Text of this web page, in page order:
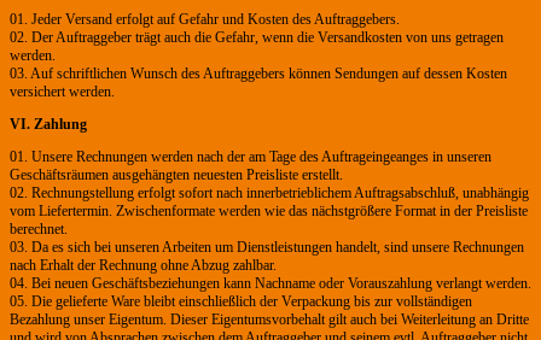
01. Jeder Versand erfolgt auf Gefahr und Kosten des Auftraggebers.
02. Der Auftraggeber trägt auch die Gefahr, wenn die Versandkosten von uns getragen
werden.
03. Auf schriftlichen Wunsch des Auftraggebers können Sendungen auf dessen Kosten
versichert werden.
VI. Zahlung
01. Unsere Rechnungen werden nach der am Tage des Auftrageingeanges in unseren
Geschäftsräumen ausgehängten neuesten Preisliste erstellt.
02. Rechnungstellung erfolgt sofort nach innerbetrieblichem Auftragsabschluß, unabhängig
vom Liefertermin. Zwischenformate werden wie das nächstgrößere Format in der Preisliste
berechnet.
03. Da es sich bei unseren Arbeiten um Dienstleistungen handelt, sind unsere Rechnungen
nach Erhalt der Rechnung ohne Abzug zahlbar.
04. Bei neuen Geschäftsbeziehungen kann Nachname oder Vorauszahlung verlangt werden.
05. Die gelieferte Ware bleibt einschließlich der Verpackung bis zur vollständigen
Bezahlung unser Eigentum. Dieser Eigentumsvorbehalt gilt auch bei Weiterleitung an Dritte